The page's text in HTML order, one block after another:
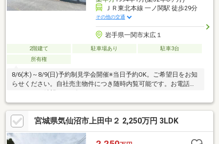
ＪＲ東北本線 一ノ関駅 徒歩29分
その他の交通
岩手県一関市末広１
2階建て 駐車場あり
駐車3台
所有権
8/6(木)～8/9(日)予約制見学会開催※当日予約OK。ご希望日をお知
らせください。自社売主物件につき随時内覧可能です。お電話か
宮城県気仙沼市上田中２ 2,250万円 3LDK